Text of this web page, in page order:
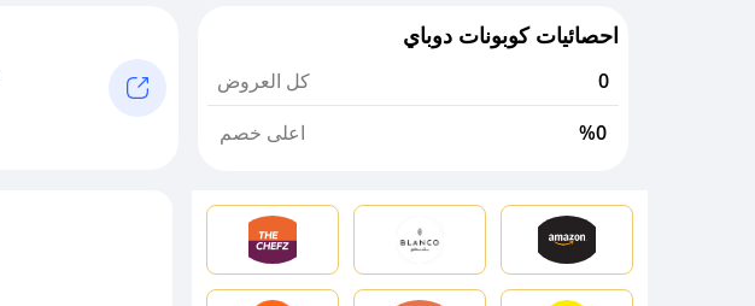
احصائيات كوبونات دوباي
كل العروض
0
اعلى خصم
%0